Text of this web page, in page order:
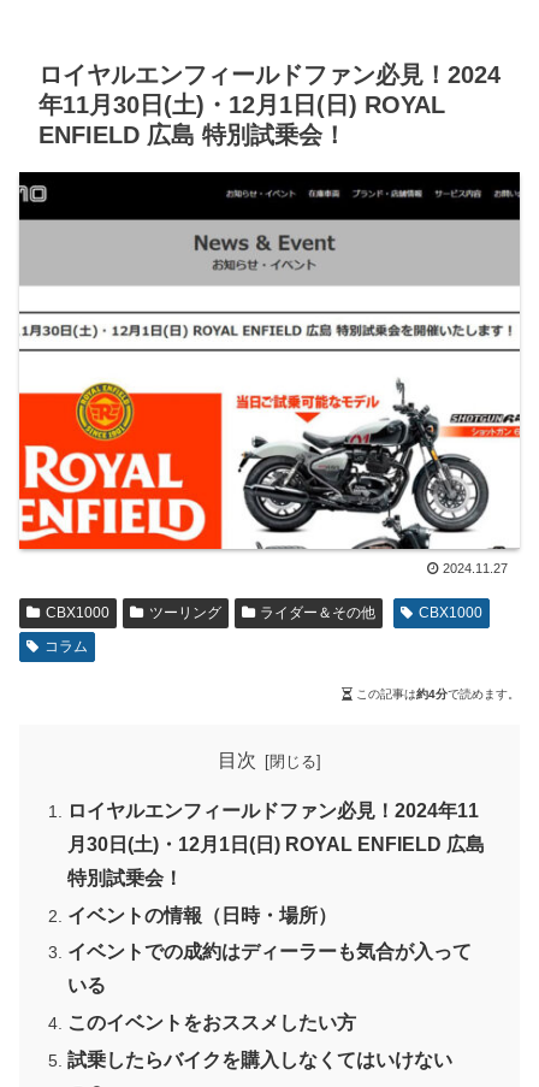
ロイヤルエンフィールドファン必見！2024
年11月30日(土)・12月1日(日) ROYAL
ENFIELD 広島 特別試乗会！
2024.11.27
CBX1000 ツーリング ライダー＆その他
CBX1000
コラム
この記事は約4分で読めます。
目次
ロイヤルエンフィールドファン必見！2024年11
月30日(土)・12月1日(日) ROYAL ENFIELD 広島
特別試乗会！
イベントの情報（日時・場所）
イベントでの成約はディーラーも気合が入って
いる
このイベントをおススメしたい方
試乗したらバイクを購入しなくてはいけない